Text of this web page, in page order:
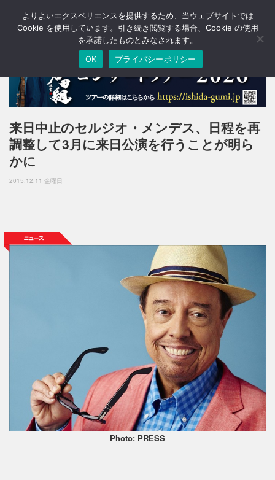
T
o
a
v
i
g
a
n
来日中止のセルジオ・メンデス、日程を再
調整して3月に来日公演を行うことが明ら
かに
2015.12.11 金曜日
Photo: PRESS
よりよいエクスペリエンスを提供するため、当ウェブサイトでは
Cookie を使用しています。引き続き閲覧する場合、Cookie の使用
を承諾したものとみなされます。
OK
プライバシーポリシー